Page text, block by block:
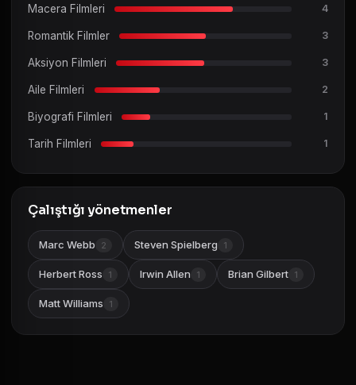
Macera Filmleri 4
Romantik Filmler 3
Aksiyon Filmleri 3
Aile Filmleri 2
Biyografi Filmleri 1
Tarih Filmleri 1
Çalıştığı yönetmenler
Marc Webb 2 Steven Spielberg 1
Herbert Ross 1 Irwin Allen 1 Brian Gilbert 1
Matt Williams 1